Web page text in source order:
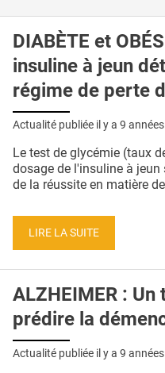
DIABÈTE et
insuline à jeun
régime de perte
Actualité publiée il y a 9
Le test de glycémie (taux
dosage de l'insuline à
de la réussite en matière
LIRE LA SUITE
ALZHEIMER :
prédire la
Actualité publiée il y a 9